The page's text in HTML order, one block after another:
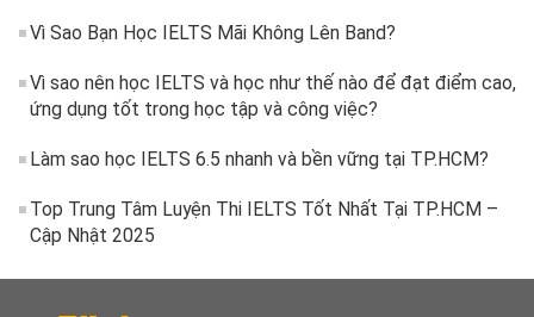
Vì Sao Bạn Học IELTS Mãi Không Lên Band?
Vì sao nên học IELTS và học như thế nào để đạt điểm cao,
ứng dụng tốt trong học tập và công việc?
Làm sao học IELTS 6.5 nhanh và bền vững tại TP.HCM?
Top Trung Tâm Luyện Thi IELTS Tốt Nhất Tại TP.HCM –
Cập Nhật 2025